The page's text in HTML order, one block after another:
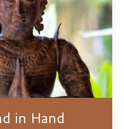
in Hand